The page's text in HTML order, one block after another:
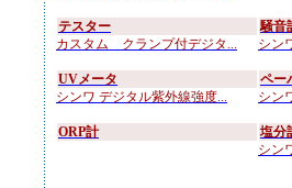
テスター
カスタム クランプ付デジタ...
騒音
シン
UVメータ
シンワ デジタル紫外線強度...
ペー
シン
ORP計
塩分
シン